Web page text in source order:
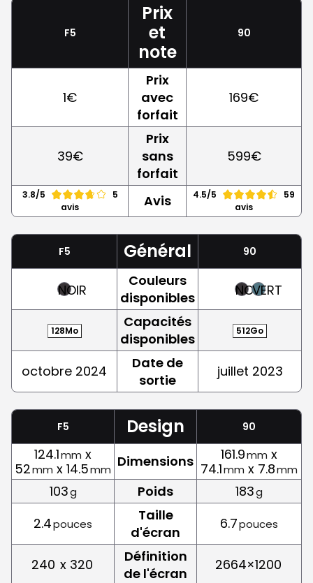
F5
Prix
et
note
90
1€
Prix
avec
forfait
169€
39€
Prix
sans
forfait
599€
3.8/5
5
avis
Avis 4.5/5
59
avis
F5 Général 90
NOIR
Couleurs
disponibles
NOIRVERT
128Mo
Capacités
disponibles
512Go
octobre 2024
Date de
sortie
juillet 2023
F5 Design 90
124.1mm x
52mm x 14.5mm Dimensions 161.9mm x
74.1mm x 7.8mm
103g Poids 183g
2.4pouces
Taille
d'écran
6.7pouces
240 x 320
Définition
de l'écran
2664×1200